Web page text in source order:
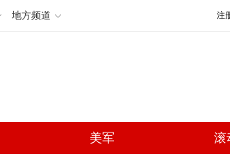
地方频道 注
美军 滚